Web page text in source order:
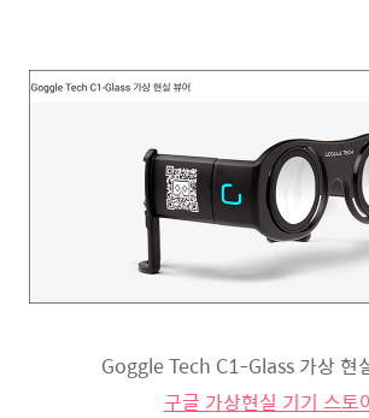
Goggle Tech C1-Glass 가상 현
구글 가상현실 기기 스토